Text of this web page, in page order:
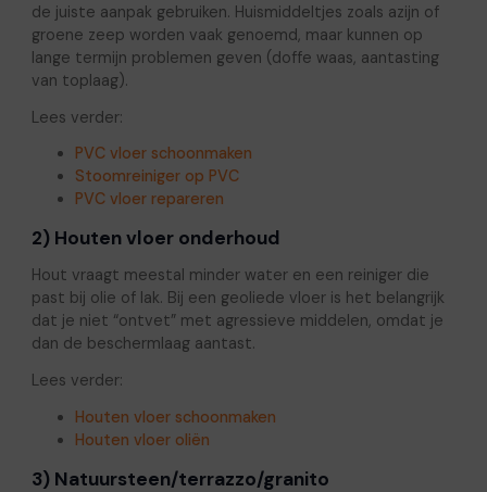
de juiste aanpak gebruiken. Huismiddeltjes zoals azijn of
groene zeep worden vaak genoemd, maar kunnen op
lange termijn problemen geven (doffe waas, aantasting
van toplaag).
Lees verder:
PVC vloer schoonmaken
Stoomreiniger op PVC
PVC vloer repareren
2) Houten vloer onderhoud
Hout vraagt meestal minder water en een reiniger die
past bij olie of lak. Bij een geoliede vloer is het belangrijk
dat je niet “ontvet” met agressieve middelen, omdat je
dan de beschermlaag aantast.
Lees verder:
Houten vloer schoonmaken
Houten vloer oliën
3) Natuursteen/terrazzo/granito